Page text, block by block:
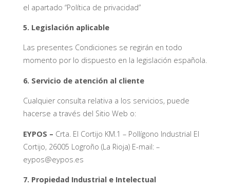
el apartado “Política de privacidad”
5. Legislación aplicable
Las presentes Condiciones se regirán en todo
momento por lo dispuesto en la legislación española.
6. Servicio de atención al cliente
Cualquier consulta relativa a los servicios, puede
hacerse a través del Sitio Web o:
EYPOS – Crta. El Cortijo KM.1 – Pollígono Industrial El
Cortijo, 26005 Logroño (La Rioja) E-mail: –
eypos@eypos.es
7. Propiedad Industrial e Intelectual